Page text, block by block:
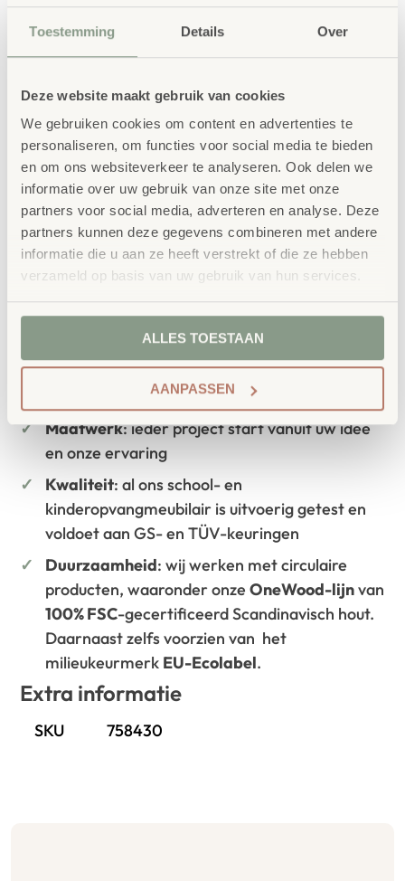
Toestemming Details Over
Deze website maakt gebruik van cookies
We gebruiken cookies om content en advertenties te
personaliseren, om functies voor social media te bieden
en om ons websiteverkeer te analyseren. Ook delen we
informatie over uw gebruik van onze site met onze
partners voor social media, adverteren en analyse. Deze
partners kunnen deze gegevens combineren met andere
informatie die u aan ze heeft verstrekt of die ze hebben
verzameld op basis van uw gebruik van hun services.
ALLES TOESTAAN
AANPASSEN
maanden. Er bestaat namelijk letselgevaar door
scherpe punten, randen of kanten.
Vertrouwdbestellen bij School
Concept
School Concept is de specialist in
onderwijsmeubilair. Wij geloven dat een
leeromgeving inspireert wanneer deze
aansluit bij de behoeften van kinderen én
leerkrachten.
Waarom School Concept?
Maatwerk: ieder project start vanuit uw idee
en onze ervaring
Kwaliteit: al ons school- en
kinderopvangmeubilair is uitvoerig getest en
voldoet aan GS- en TÜV-keuringen
Duurzaamheid: wij werken met circulaire
producten, waaronder onzeOneWood-lijnvan
100% FSC-gecertificeerd Scandinavisch hout.
Daarnaast zelfs voorzien van het
milieukeurmerk EU-Ecolabel.
Extra informatie
SKU 758430